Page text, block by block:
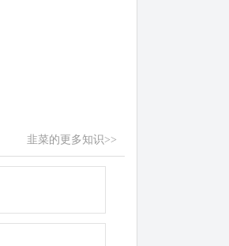
韭菜的更多知识>>